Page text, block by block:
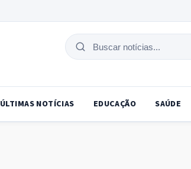
Buscar
ÚLTIMAS NOTÍCIAS EDUCAÇÃO SAÚDE